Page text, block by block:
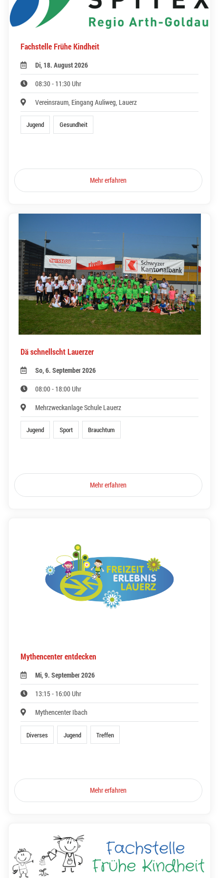
Fachstelle Frühe Kindheit
Di, 18. August 2026
08:30 - 11:30 Uhr
Vereinsraum, Eingang Auliweg, Lauerz
Jugend Gesundheit
Mehr erfahren
Dä schnellscht Lauerzer
So, 6. September 2026
08:00 - 18:00 Uhr
Mehrzweckanlage Schule Lauerz
Jugend Sport Brauchtum
Mehr erfahren
Mythencenter entdecken
Mi, 9. September 2026
13:15 - 16:00 Uhr
Mythencenter Ibach
Diverses Jugend Treffen
Mehr erfahren